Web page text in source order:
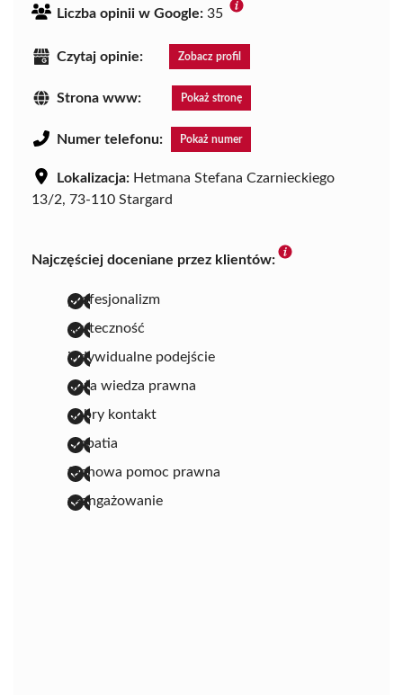
Liczba opinii w Google: 35
Czytaj opinie: Zobacz profil
Strona www: Pokaż stronę
Numer telefonu: Pokaż numer
Lokalizacja: Hetmana Stefana Czarnieckiego
13/2, 73-110 Stargard
Najczęściej doceniane przez klientów:
profesjonalizm
skuteczność
indywidualne podejście
duża wiedza prawna
dobry kontakt
empatia
fachowa pomoc prawna
zaangażowanie